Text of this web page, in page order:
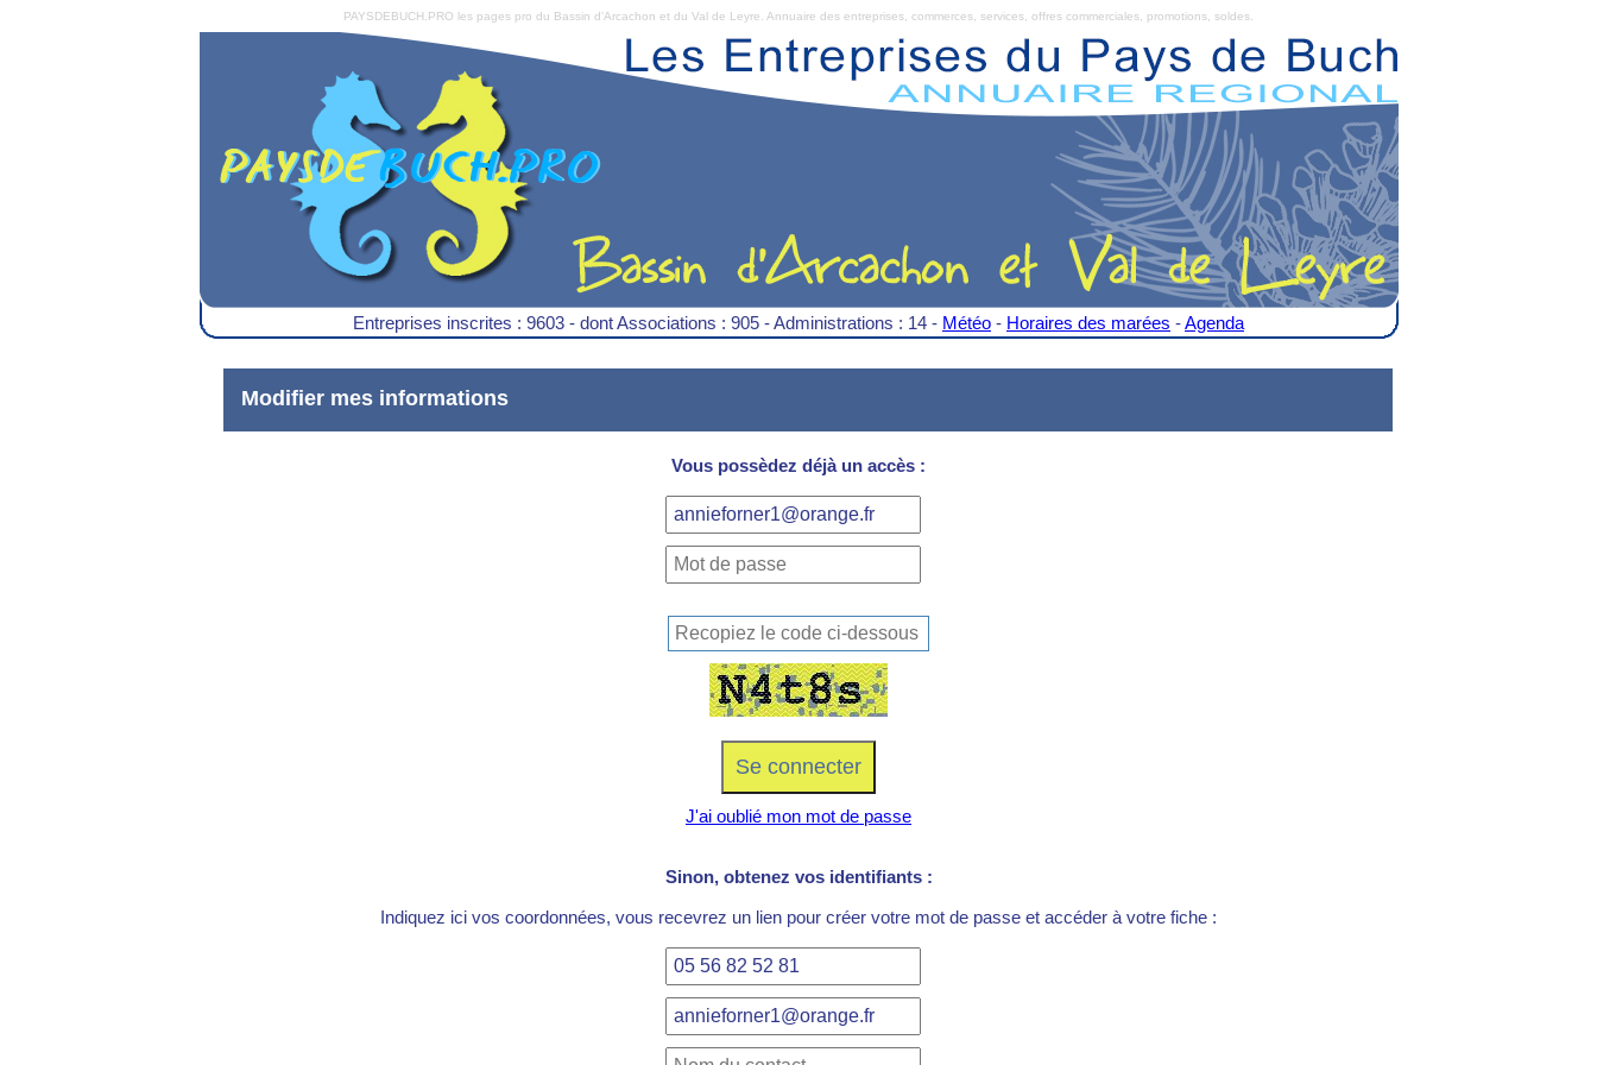
PAYSDEBUCH.PRO les pages pro du Bassin d'Arcachon et du Val de Leyre. Annuaire des entreprises, commerces, services, offres commerciales, promotions, soldes.
Entreprises inscrites : 9603 - dont Associations : 905 - Administrations : 14 - Météo - Horaires des marées -Agenda
Modifier mes informations
Vous possèdez déjà un accès :
J'ai oublié mon mot de passe
Sinon, obtenez vos identifiants :
Indiquez ici vos coordonnées, vous recevrez un lien pour créer votre mot de passe et accéder à votre fiche :